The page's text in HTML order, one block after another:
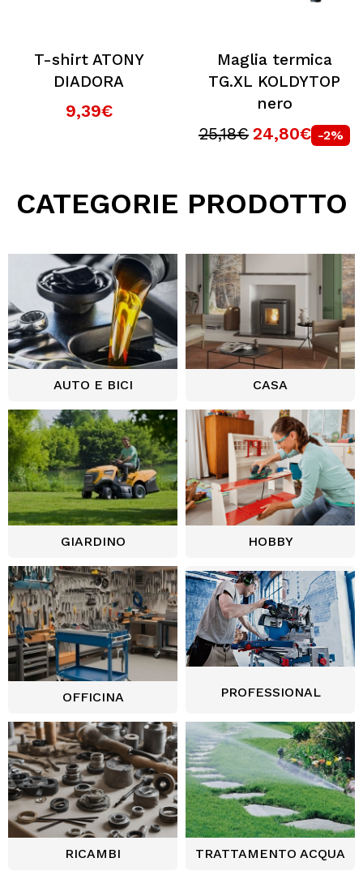
T-shirt ATONY
DIADORA
9,39€
Maglia termica
TG.XL KOLDYTOP
nero
25,18€ 24,80€ -2%
CATEGORIE PRODOTTO
AUTO E BICI CASA
GIARDINO HOBBY
OFFICINA PROFESSIONAL
RICAMBI TRATTAMENTO ACQUA